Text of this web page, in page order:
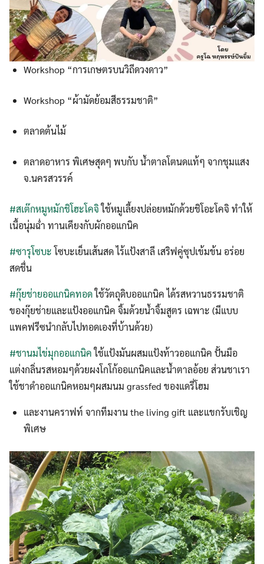
Workshop “การเกษตรบนวิถีดวงดาว”
Workshop “ผ้ามัดย้อมสีธรรมชาติ”
ตลาดต้นไม้
ตลาดอาหาร พิเศษสุดๆ พบกับ น้ำตาลโตนดแท้ๆ จากชุมแสง
จ.นครสวรรค์
#สเต๊กหมูหมักชิโฮะโคจิใช้หมูเลี้ยงปล่อยหมักด้วยชิโอะโคจิ ทำให้
เนื้อนุ่มฉ่ำ ทานเคียงกับผักออแกนิค
#ซารุโซบะ โซบะเย็นเส้นสด ไร้แป้งสาลี เสริฟคู่ซุปเข้มข้น อร่อย
สดชื่น
#กุ๊ยช่ายออแกนิคทอดใช้วัตถุดิบออแกนิค ได้รสหวานธรรมชาติ
ของกุ๊ยช่ายและแป้งออแกนิค จิ้มด้วยน้ำจิ้มสูตร เฉพาะ (มีแบบ
แพคฟรีซนำกลับไปทอดเองที่บ้านด้วย)
#ชานมไข่มุกออแกนิคใช้แป้งมันผสมแป้งท้าวออแกนิค ปั้นมือ
แต่งกลิ่นรสหอมๆด้วยผงโกโก้ออแกนิคและน้ำตาลอ้อย ส่วนชาเรา
ใช้ชาดำออแกนิคหอมๆผสมนม grassfed ของแดรี่โฮม
และงานคราฟท์ จากทีมงาน the living gift และแขกรับเชิญ
พิเศษ